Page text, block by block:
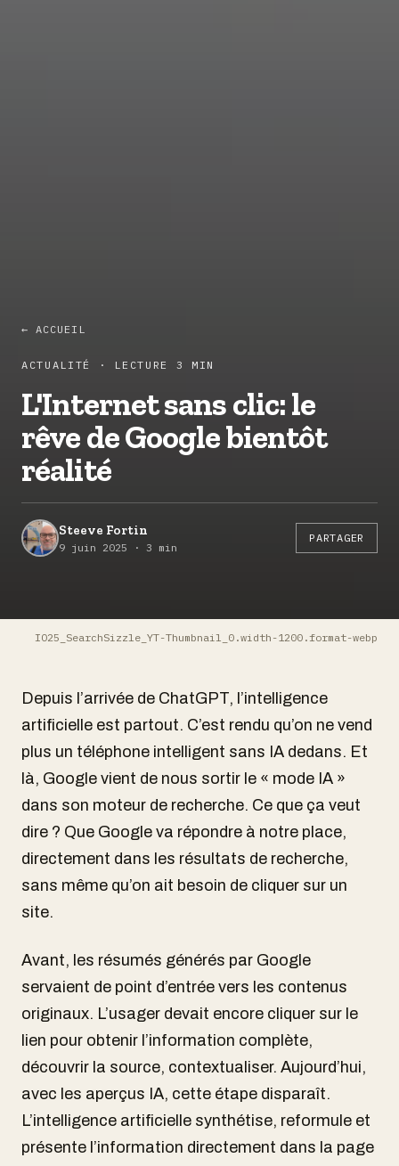
← ACCUEIL
ACTUALITÉ · LECTURE 3 MIN
L'Internet sans clic: le
rêve de Google bientôt
réalité
Steeve Fortin
9 juin 2025 · 3 min
PARTAGER
IO25_SearchSizzle_YT-Thumbnail_0.width-1200.format-webp
Depuis l’arrivée de ChatGPT, l’intelligence
artificielle est partout. C’est rendu qu’on ne vend
plus un téléphone intelligent sans IA dedans. Et
là, Google vient de nous sortir le « mode IA »
dans son moteur de recherche. Ce que ça veut
dire ? Que Google va répondre à notre place,
directement dans les résultats de recherche,
sans même qu’on ait besoin de cliquer sur un
site.
Avant, les résumés générés par Google
servaient de point d’entrée vers les contenus
originaux. L’usager devait encore cliquer sur le
lien pour obtenir l’information complète,
découvrir la source, contextualiser. Aujourd’hui,
avec les aperçus IA, cette étape disparaît.
L’intelligence artificielle synthétise, reformule et
présente l’information directement dans la page